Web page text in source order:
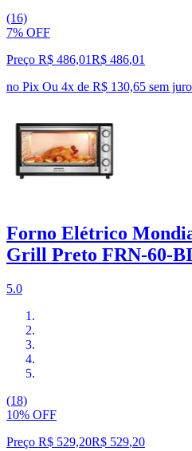
(16)
7% OFF
Preço R$ 486,01R$ 486,01
no Pix Ou 4x de R$ 130,65 sem
Forno Elétrico
Grill Preto FRN-60-
5.0
(18)
10% OFF
Preço R$ 529,20R$ 529,20